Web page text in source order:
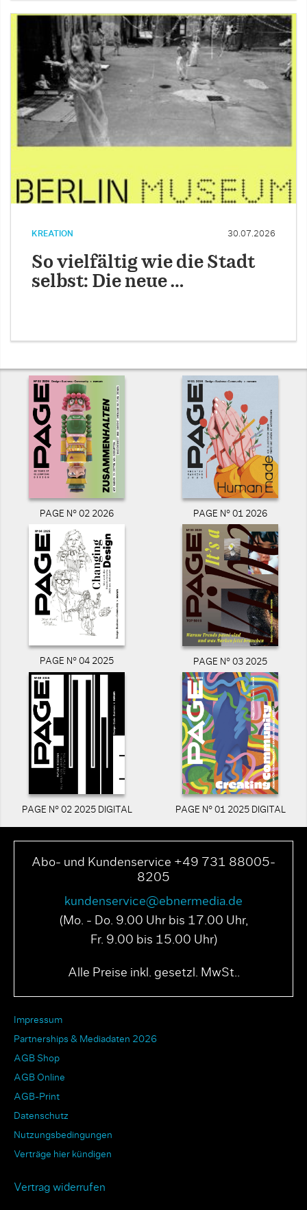
KREATION 30.07.2026
So vielfältig wie die Stadt
selbst: Die neue …
PAGE N° 02 2026 PAGE N° 01 2026
PAGE N° 04 2025 PAGE N° 03 2025
PAGE N° 02 2025 DIGITAL PAGE N° 01 2025 DIGITAL
Abo- und Kundenservice +49 731 88005-
8205
kundenservice@ebnermedia.de
(Mo. - Do. 9.00 Uhr bis 17.00 Uhr,
Fr. 9.00 bis 15.00 Uhr)
Alle Preise inkl. gesetzl. MwSt..
Impressum
Partnerships & Mediadaten 2026
AGB Shop
AGB Online
AGB-Print
Datenschutz
Nutzungsbedingungen
Verträge hier kündigen
Vertrag widerrufen